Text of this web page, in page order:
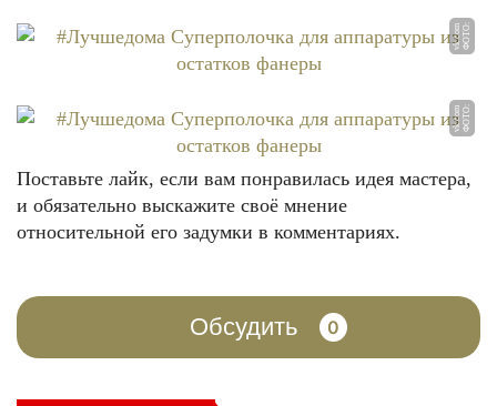
Ф
О
Т
О:
v
k.
c
o
m
Ф
О
Т
О:
v
k.
c
o
m
Поставьте лайк, если вам понравилась идея мастера,
и обязательно выскажите своё мнение
относительной его задумки в комментариях.
Обсудить 0